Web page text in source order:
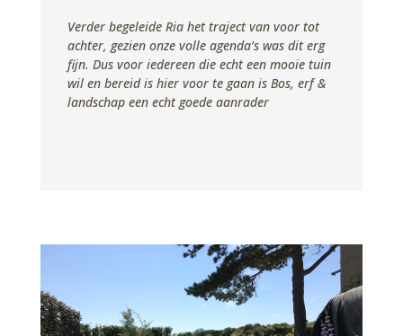
Verder begeleide Ria het traject van voor tot
achter, gezien onze volle agenda’s was dit erg
fijn. Dus voor iedereen die echt een mooie tuin
wil en bereid is hier voor te gaan is Bos, erf &
landschap een echt goede aanrader